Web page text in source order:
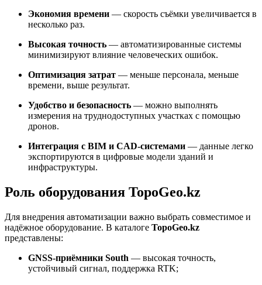
Экономия времени — скорость съёмки увеличивается в
несколько раз.
Высокая точность — автоматизированные системы
минимизируют влияние человеческих ошибок.
Оптимизация затрат — меньше персонала, меньше
времени, выше результат.
Удобство и безопасность — можно выполнять
измерения на труднодоступных участках с помощью
дронов.
Интеграция с BIM и CAD-системами — данные легко
экспортируются в цифровые модели зданий и
инфраструктуры.
Роль оборудования TopoGeo.kz
Для внедрения автоматизации важно выбрать совместимое и
надёжное оборудование. В каталоге TopoGeo.kz
представлены:
GNSS-приёмники South — высокая точность,
устойчивый сигнал, поддержка RTK;